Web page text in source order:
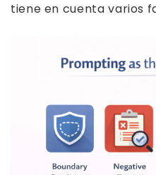
tiene en cuenta varios